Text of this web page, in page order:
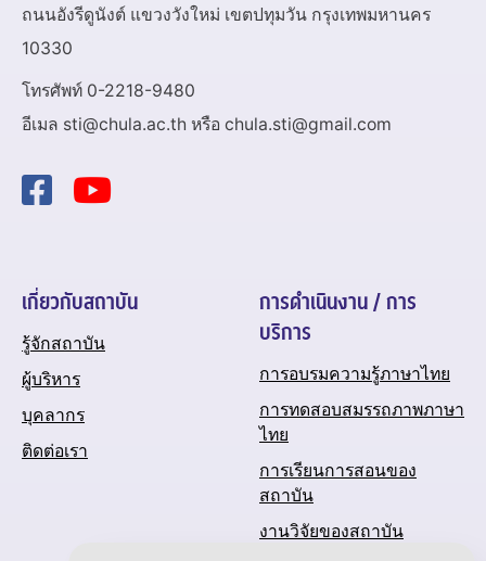
ถนนอังรีดูนังต์ แขวงวังใหม่ เขตปทุมวัน กรุงเทพมหานคร
10330
โทรศัพท์ 0-2218-9480
อีเมล sti@chula.ac.th หรือ chula.sti@gmail.com
เกี่ยวกับสถาบัน
รู้จักสถาบัน
ผู้บริหาร
บุคลากร
ติดต่อเรา
การดำเนินงาน / การ
บริการ
การอบรมความรู้ภาษาไทย
การทดสอบสมรรถภาพภาษา
ไทย
การเรียนการสอนของ
สถาบัน
งานวิจัยของสถาบัน